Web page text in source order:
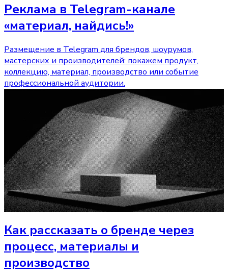
Реклама в Telegram-канале
«материал, найдись!»
Размещение в Telegram для брендов, шоурумов,
мастерских и производителей: покажем продукт,
коллекцию, материал, производство или событие
профессиональной аудитории.
Как рассказать о бренде через
процесс, материалы и
производство